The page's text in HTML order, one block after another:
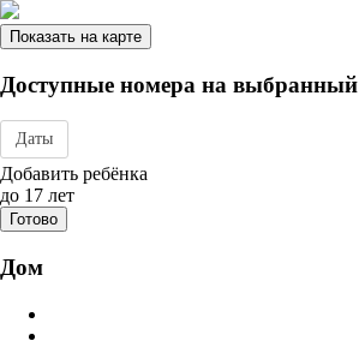
Показать на карте
Доступные номера на выбранный
Даты
Дата заезда - отъезда
Добавить ребёнка
до 17 лет
Готово
Дом